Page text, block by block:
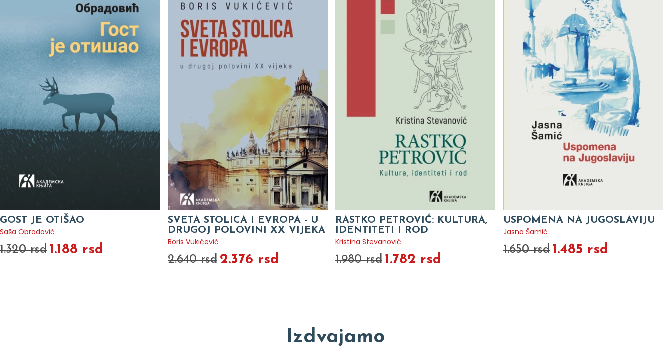
GOST JE OTIŠAO
Saša Obradović
1.320 rsd 1.188 rsd
SVETA STOLICA I EVROPA - U
DRUGOJ POLOVINI XX VIJEKA
Boris Vukićević
2.640 rsd 2.376 rsd
RASTKO PETROVIĆ: KULTURA,
IDENTITETI I ROD
Kristina Stevanović
1.980 rsd 1.782 rsd
USPOMENA NA JUGOSLAVIJU
Jasna Šamić
1.650 rsd 1.485 rsd
Izdvajamo